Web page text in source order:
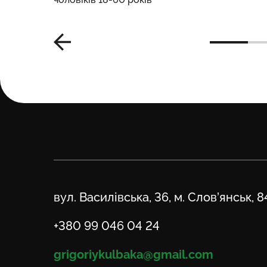
Адреса
вул. Василівська, 36, м. Слов’янськ,
Телефон
+380 99 046 04 24
Email
grigoriykulbaka@gmail.com